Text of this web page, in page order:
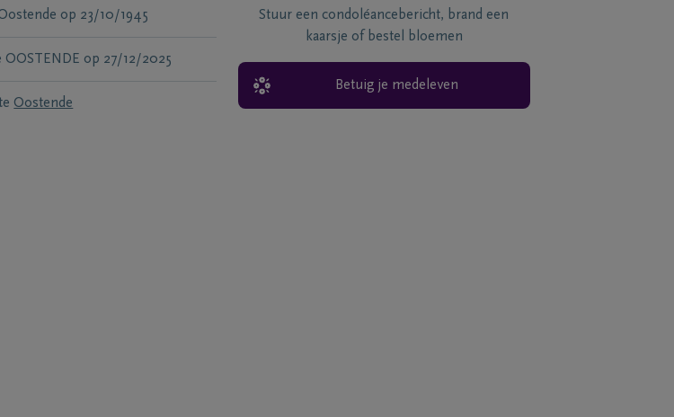
op 23/10/1945
OOSTENDE op 27/12/2025
Oostende
Stuur een condoléancebericht, brand een
kaarsje of bestel bloemen
Betuig je medeleven